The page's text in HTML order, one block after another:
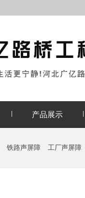
产品展示
铁路声屏障 工厂声屏障